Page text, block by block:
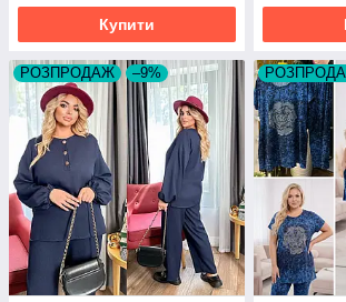
Купити
РОЗПРОДАЖ –9%